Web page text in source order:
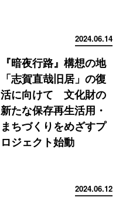
2024.06.14
『暗夜行路』構想の地
「志賀直哉旧居」の復
活に向けて 文化財の
新たな保存再生活用・
まちづくりをめざすプ
ロジェクト始動
2024.06.12